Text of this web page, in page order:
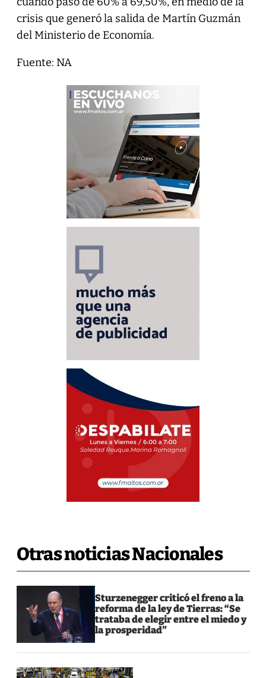
crisis que generó la salida de Martín Guzmán
del Ministerio de Economía.
Fuente: NA
Otras noticias Nacionales
Sturzenegger criticó el freno a la
reforma de la ley de Tierras: “Se
trataba de elegir entre el miedo y
la prosperidad”